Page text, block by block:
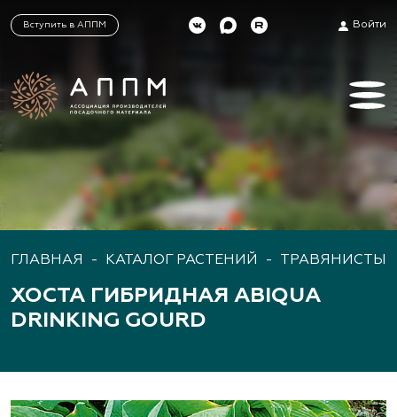
Вступить в АППМ Войти
ГЛАВНАЯ - КАТАЛОГ РАСТЕНИЙ -
ХОСТА ГИБРИДНАЯ ABIQUA
DRINKING GOURD